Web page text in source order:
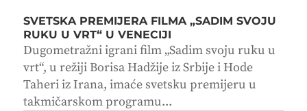
SVETSKA PREMIJERA FILMA „SADIM SVOJU
RUKU U VRT“ U VENECIJI
Dugometražni igrani film „Sadim svoju ruku u
vrt“, u režiji Borisa Hadžije iz Srbije i Hode
Taheri iz Irana, imaće svetsku premijeru u
takmičarskom programu...